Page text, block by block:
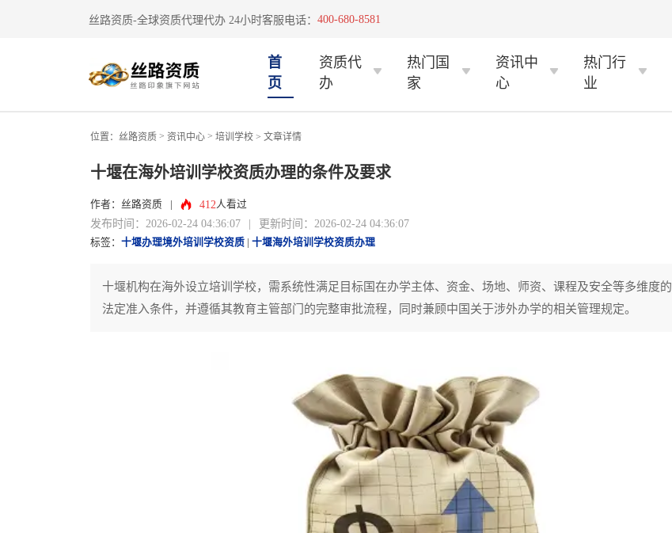
丝路资质-全球资质代理代办 24小时客服电话： 400-680-8581
首
页
资质代
办
热门国
家
资讯中
心
热门行
业
位置： 丝路资质 > 资讯中心 > 培训学校 > 文章详情
十堰在海外培训学校资质办理的条件及要求
作者：丝路资质 412人看过
发布时间：2026-02-24 04:36:07 | 更新时间：2026-02-24 04:36:07
标签： 十堰办理境外培训学校资质 十堰海外培训学校资质办理
十堰机构在海外设立培训学校，需系统性满足目标国在办学主体、资金、场地、师资、课程及安全等多维度的
法定准入条件，并遵循其教育主管部门的完整审批流程，同时兼顾中国关于涉外办学的相关管理规定。